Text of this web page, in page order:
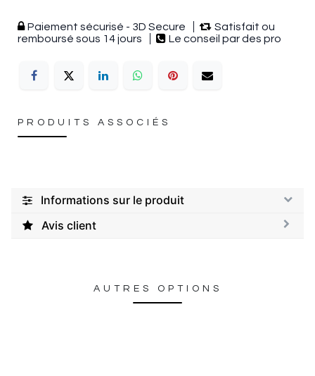
Paiement sécurisé - 3D Secure
Satisfait ou
remboursé sous 14 jours
Le conseil par des pro
PRODUITS ASSOCIÉS
Informations sur le produit
Avis client
AUTRES OPTIONS